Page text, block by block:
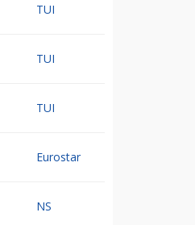
TUI
TUI
TUI
Eurostar
NS